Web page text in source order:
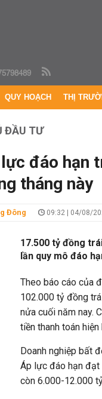
QUY HOẠCH THỊ
ĐẦU TƯ
đáo hạn
tháng này
Đông 09:32 | 04/08/
17.500 tỷ đồng
lần quy mô đáo
Theo báo cáo của
102.000 tỷ đồng
nửa cuối năm nay.
tiền thanh toán hiện
Doanh nghiệp bất
Áp lực đáo hạn đạt
còn 6.000-12.000